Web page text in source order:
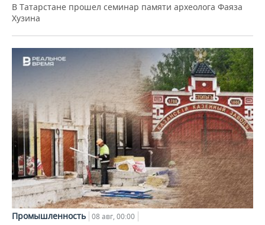
В Татарстане прошел семинар памяти археолога Фаяза
Хузина
Промышленность 08 авг, 00:00